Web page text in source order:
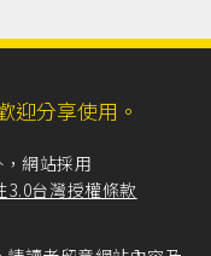
迎分享使用。
網站採用
3.0台灣授權條款